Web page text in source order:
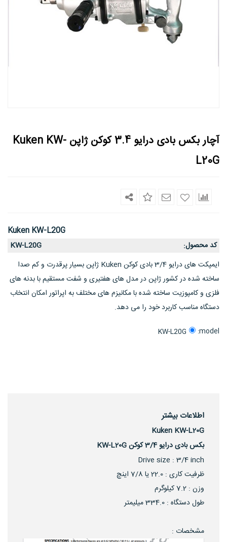
آچار بکس بادی درایو 3.4 کوکن ژاپن Kuken KW-
L20G
Kuken KW-L20G
کد محصول:
KW-L20G
ایمپکت های درایو 3/4 بادی کوکن Kuken ژاپن بسیار پرقدرت و کم صدا
ساخته شده در کشور ژاپن در مدل های هفتیری و شفت مستقیم با بدنه های
فلزی و کامپوزیت ساخته شده با مکانیزم های مختلف به اپراتور امکان انتخاب
دستگاه مناسب کاربرد خود را می دهد.
model:
KW-L20G
اطلاعات بیشتر
Kuken KW-L20G
بکس بادی درایو 3/4 کوکن KW-L20G
Drive size : 3/4 inch
ظرفیت کاری : 22.0 یا 7/8 اینچ
وزن : 7.2 کیلوگرم
طول دستگاه : 334.0 میلیمتر
مشخصات :